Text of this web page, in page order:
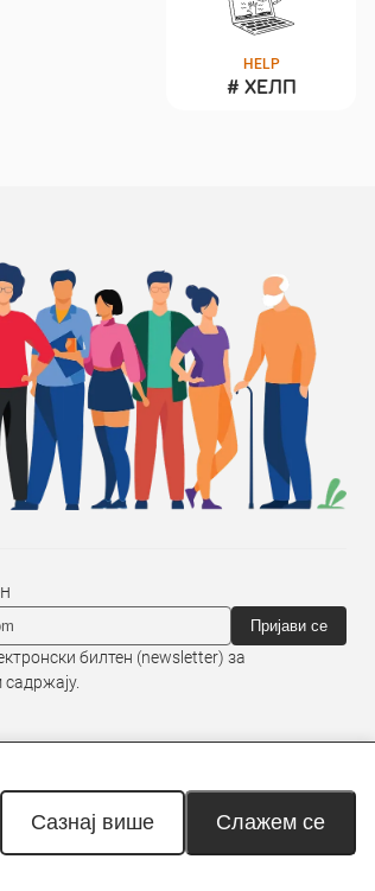
HELP
# ХЕЛП
Сазнај више Слажем се
Пријави се
билтен (newsletter) за